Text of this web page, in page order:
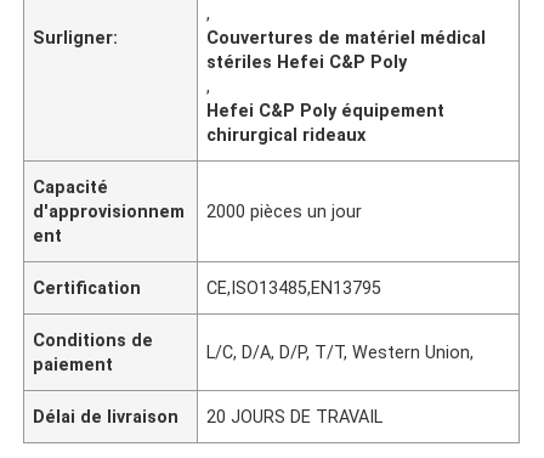
Surligner:
,
Couvertures de matériel médical
stériles Hefei C&P Poly
,
Hefei C&P Poly équipement
chirurgical rideaux
Capacité
d'approvisionnem
ent
2000 pièces un jour
Certification CE,ISO13485,EN13795
Conditions de
paiement
L/C, D/A, D/P, T/T, Western Union,
Délai de livraison 20 JOURS DE TRAVAIL